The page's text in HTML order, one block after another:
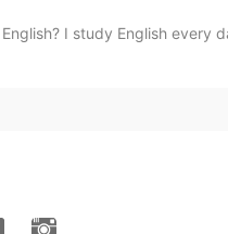
I study English every